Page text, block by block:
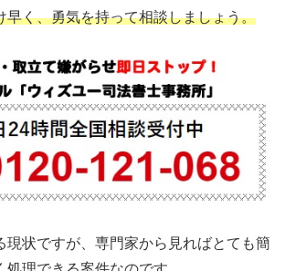
早く、勇気を持って相談しましょう。
現状ですが、専門家から見ればとても簡